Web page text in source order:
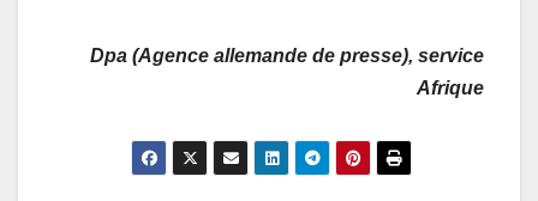
Dpa (Agence allemande de presse), service
Afrique